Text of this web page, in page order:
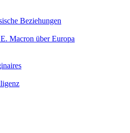
Beziehungen
Macron über Europa